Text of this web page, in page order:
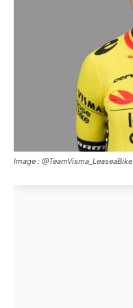
Image : @TeamVisma_LeaseaBike